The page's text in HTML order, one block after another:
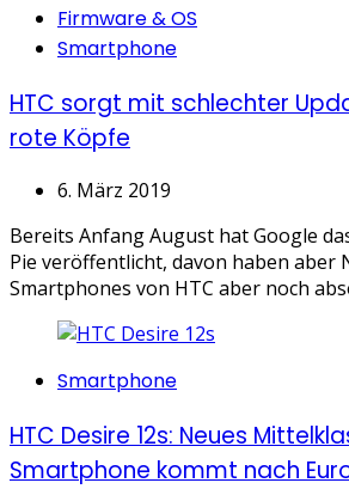
Categories
Firmware & OS
Smartphone
HTC sorgt mit schlechter
rote Köpfe
6. März 2019
Bereits Anfang August hat Google
Pie veröffentlicht, davon haben aber
Smartphones von HTC aber noch
Categories
Smartphone
HTC Desire 12s: Neues
Smartphone kommt nach